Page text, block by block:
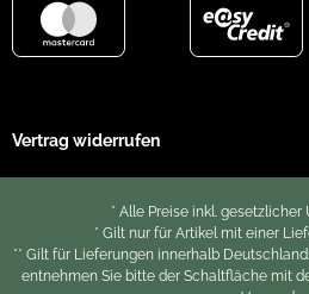
Vertrag widerrufen
* Alle Preise inkl. gesetzlicher
* Gilt nur für Artikel mit einer
** Gilt für Lieferungen innerhalb
entnehmen Sie bitte der Schaltfläche mit